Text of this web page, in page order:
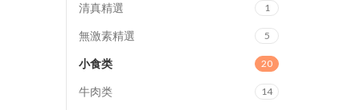
清真精選 1
無激素精選 5
小食类 20
牛肉类 14